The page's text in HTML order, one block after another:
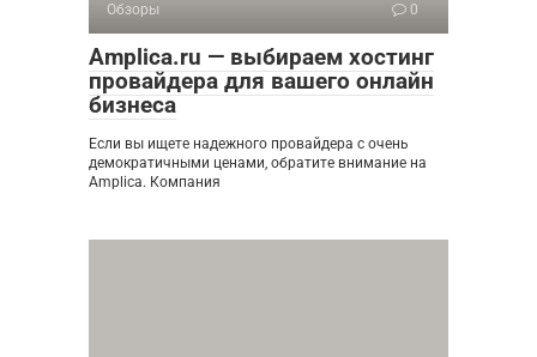
Обзоры 0
Amplica.ru — выбираем хостинг
провайдера для вашего онлайн
бизнеса
Если вы ищете надежного провайдера с очень
демократичными ценами, обратите внимание на
Amplica. Компания